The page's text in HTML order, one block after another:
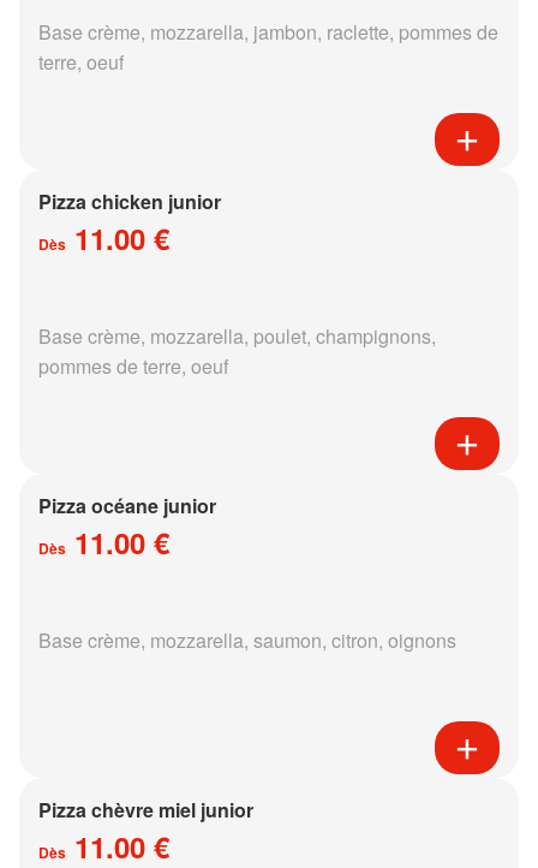
Base crème, mozzarella, jambon, raclette, pommes de
terre, oeuf
Pizza chicken junior
Dès 11.00 €
Base crème, mozzarella, poulet, champignons,
pommes de terre, oeuf
Pizza océane junior
Dès 11.00 €
Base crème, mozzarella, saumon, citron, oignons
Pizza chèvre miel junior
Dès 11.00 €